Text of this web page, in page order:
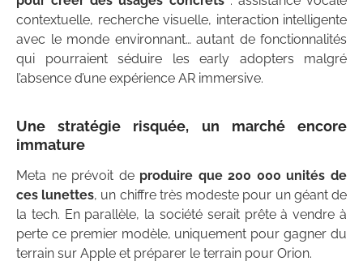
contextuelle, recherche visuelle, interaction intelligente
avec le monde environnant… autant de fonctionnalités
qui pourraient séduire les early adopters malgré
l’absence d’une expérience AR immersive.
Une stratégie risquée, un marché encore
immature
Meta ne prévoit de produire que 200 000 unités de
ces lunettes, un chiffre très modeste pour un géant de
la tech. En parallèle, la société serait prête à vendre à
perte ce premier modèle, uniquement pour gagner du
terrain sur Apple et préparer le terrain pour Orion.